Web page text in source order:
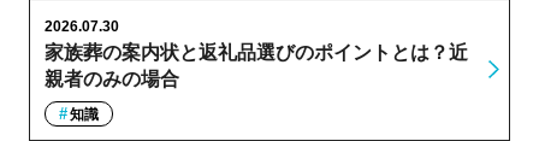
家族葬の案内状と返礼品選びのポイントとは？近
親者のみの場合
2026.07.30
知識